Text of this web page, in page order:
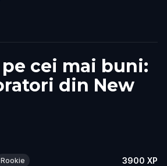
cei mai buni:
din New
Rookie 3900 XP